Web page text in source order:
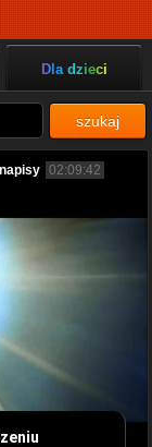
Dla dzieci
szukaj
02:09:42